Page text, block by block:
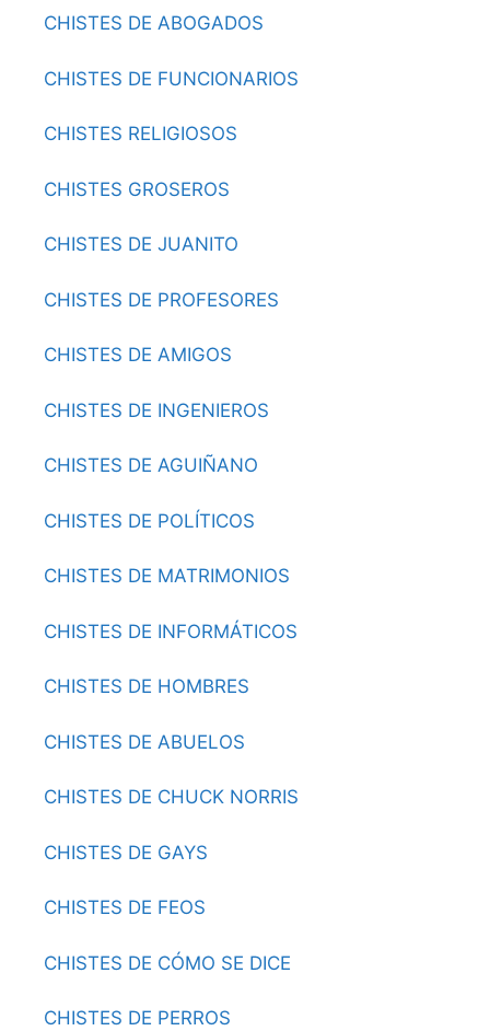
CHISTES DE ABOGADOS
CHISTES DE FUNCIONARIOS
CHISTES RELIGIOSOS
CHISTES GROSEROS
CHISTES DE JUANITO
CHISTES DE PROFESORES
CHISTES DE AMIGOS
CHISTES DE INGENIEROS
CHISTES DE AGUIÑANO
CHISTES DE POLÍTICOS
CHISTES DE MATRIMONIOS
CHISTES DE INFORMÁTICOS
CHISTES DE HOMBRES
CHISTES DE ABUELOS
CHISTES DE CHUCK NORRIS
CHISTES DE GAYS
CHISTES DE FEOS
CHISTES DE CÓMO SE DICE
CHISTES DE PERROS